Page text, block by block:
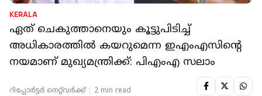
KERALA
ഏത് ചെകുത്താനെയും കൂട്ടുപിടിച്ച്
അധികാരത്തില്‍ കയറുമെന്ന ഇഎംഎസിന്റെ
നയമാണ് മുഖ്യമന്ത്രിക്ക്: പിഎംഎ സലാം
റിപ്പോർട്ടർ നെറ്റ്‌വര്‍ക്ക്‌ 2 min read